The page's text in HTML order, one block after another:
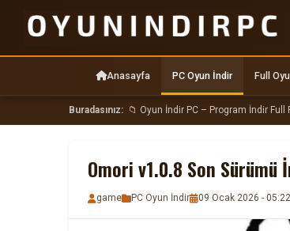
Anasayfa PC Oyun İndir Full
Buradasınız: 📁 Oyun İndir PC – Program İndir Full
Omori v1.0.8 Son Sürümü
game PC Oyun İndir 09 Ocak 2026 - 05:22